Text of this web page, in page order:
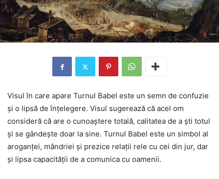
Visul în care apare Turnul Babel este un semn de confuzie
și o lipsă de înțelegere. Visul sugerează că acel om
consideră că are o cunoaștere totală, calitatea de a ști totul
și se gândește doar la sine. Turnul Babel este un simbol al
aroganței, mândriei și prezice relații rele cu cei din jur, dar
și lipsa capacității de a comunica cu oamenii.